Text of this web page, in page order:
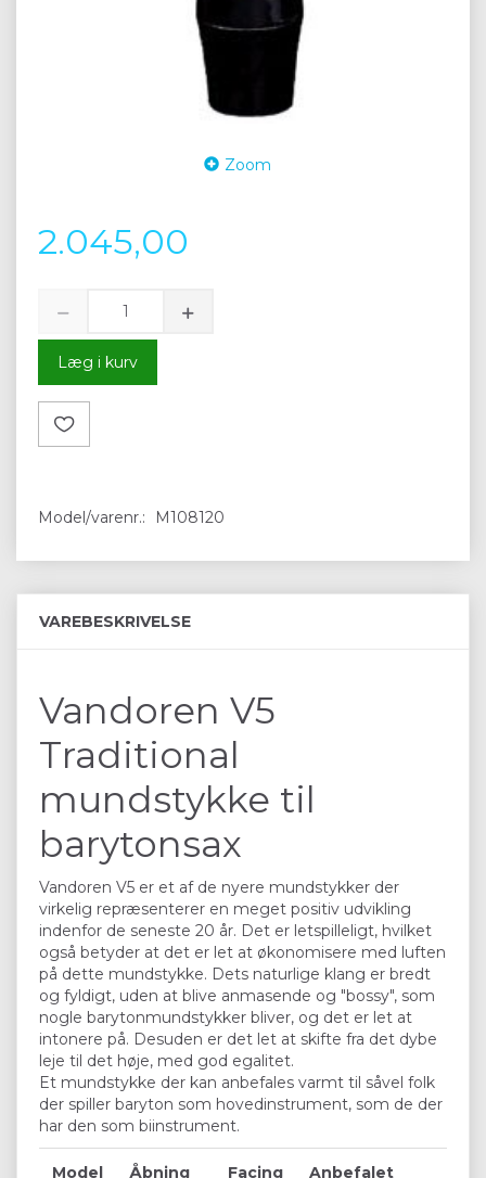
Zoom
2.045,00
Læg i kurv
Model/varenr.: M108120
VAREBESKRIVELSE
Vandoren V5
Traditional
mundstykke til
barytonsax
Vandoren V5 er et af de nyere mundstykker der
virkelig repræsenterer en meget positiv udvikling
indenfor de seneste 20 år. Det er letspilleligt, hvilket
også betyder at det er let at økonomisere med luften
på dette mundstykke. Dets naturlige klang er bredt
og fyldigt, uden at blive anmasende og "bossy", som
nogle barytonmundstykker bliver, og det er let at
intonere på. Desuden er det let at skifte fra det dybe
leje til det høje, med god egalitet.
Et mundstykke der kan anbefales varmt til såvel folk
der spiller baryton som hovedinstrument, som de der
har den som biinstrument.
Model
Åbning
Facing
Anbefalet